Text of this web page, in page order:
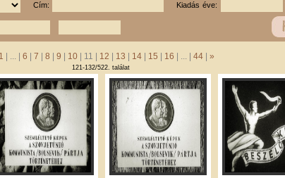
Cím: Kiadás éve:
1 | ... | 6 | 7 | 8 | 9 | 10 | 11 | 12 | 13 | 14 | 15 | 16 | ... | 44 | »
121-132/522. találat